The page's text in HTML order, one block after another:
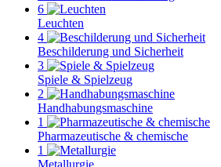
6
Leuchten
4
Beschilderung und Sicherheit
3
Spiele & Spielzeug
2
Handhabungsmaschine
1
Pharmazeutische & chemische
1
Metallurgie